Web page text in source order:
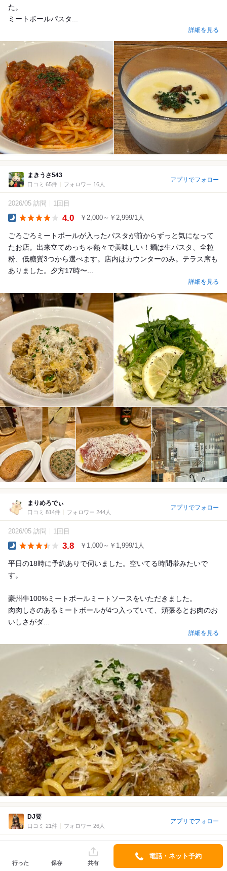
た。
ミートボールパスタ...
詳細を見る
まきうさ543
口コミ 65件 フォロワー 16人
アプリでフォロー
2026/05 訪問 1回目
4.0 ￥2,000～￥2,999/1人
ごろごろミートボールが入ったパスタが前からずっと気になって
たお店。出来立てめっちゃ熱々で美味しい！麺は生パスタ、全粒
粉、低糖質3つから選べます。店内はカウンターのみ。テラス席も
ありました。夕方17時〜...
詳細を見る
まりめろでぃ
口コミ 814件 フォロワー 244人
アプリでフォロー
2026/05 訪問 1回目
3.8 ￥1,000～￥1,999/1人
平日の18時に予約ありで伺いました。空いてる時間帯みたいで
す。
豪州牛100%ミートボールミートソースをいただきました。
肉肉しさのあるミートボールが4つ入っていて、頬張るとお肉のお
いしさがダ...
詳細を見る
DJ要
口コミ 21件 フォロワー 26人
アプリでフォロー
Lunch
￥1,000～￥1,999/1人
行った 保存 共有
電話・ネット予約